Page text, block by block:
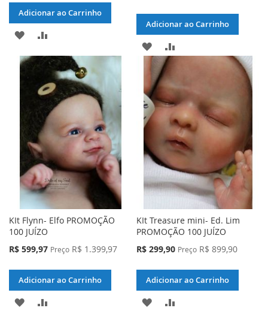
Adicionar ao Carrinho
ADICIONAR
À
DESEJOS
PARA
COMPARAR
Adicionar ao Carrinho
ADICIONAR
LISTA
DE
DESEJOS
COMPARAR
KIt Flynn- Elfo PROMOÇÃO
100 JUÍZO
Preço
R$ 599,97 Preço R$ 1.399,97
Adicionar ao Carrinho
ADICIONAR
KIt Treasure mini- Ed. Lim
PROMOÇÃO 100 JUÍZO
Preço
R$ 299,90 Preço R$ 899,90
Adicionar ao Carrinho
ADICIONAR